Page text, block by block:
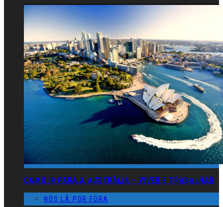
COMO IR PARA A AUSTRÁLIA – VIVER E TRABALHAR
NÓS LÁ POR FORA